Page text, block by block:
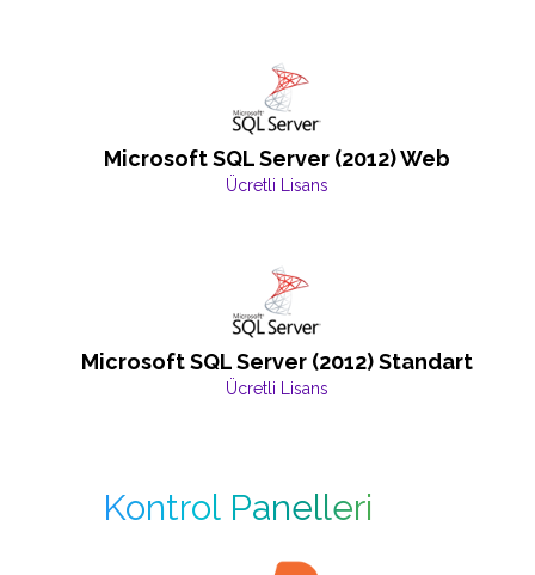
Microsoft SQL Server (2012) Web
Ücretli Lisans
Microsoft SQL Server (2012) Standart
Ücretli Lisans
Kontrol Panelleri